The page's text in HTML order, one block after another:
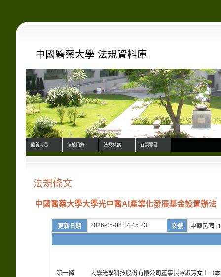
中國醫藥大學 法規資料庫
最新消息 法規目錄 法規檢索 各類專區
法規條文
中國醫藥大學大學光中醫AI產業化發展基金設置辦法
更新日期 2026-05-08 14:45:23 文號 中華民國
第一條
大學光學科技股份有限公司董事長歐淑芳女士（